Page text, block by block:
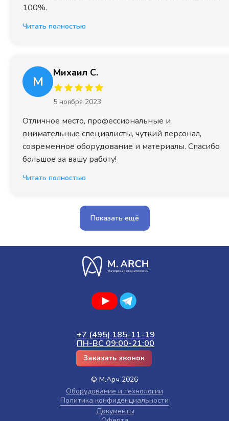
100%.
Читать полностью
М
Михаил С.
5 ноября 2023
Отличное место, профессиональные и
внимательные специалисты, чуткий персонал,
современное оборудование и материалы. Спасибо
большое за вашу работу!
Читать полностью
Показать ещё
© М.Арч 2026
Политика конфиденциальности
+7 (495) 185-11-19
ПН-ВС 09:00-21:00
Документы
Оборудование и технологии